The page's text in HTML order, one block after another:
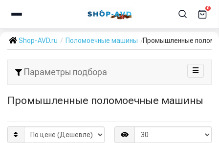
0
Shop-AVD.ru Поломоечные машины Промышленные
Параметры подбора
Промышленные поломоечные машины